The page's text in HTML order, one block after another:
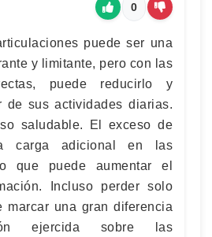
0
puede ser una
y limitante, pero con las
puede reducirlo y
de sus actividades diarias.
saludable. El exceso de
carga adicional en las
que puede aumentar el
Incluso perder solo
marcar una gran diferencia
ejercida sobre las